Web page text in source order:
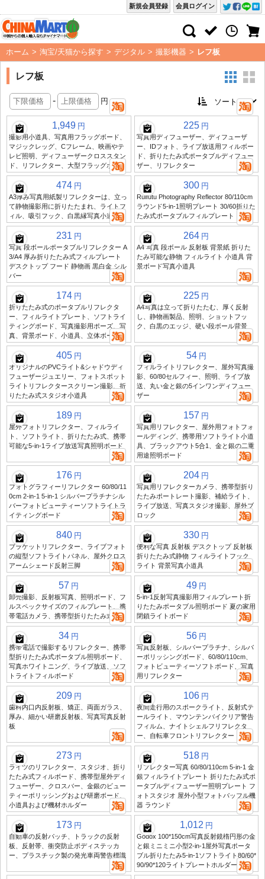
会員ログイン
新規会員登録
ホーム > 淘宝/天猫から探す > デジタル > 撮影機器 > レフ板
レフ板
- 円
1,949 円
撮影用小道具、写真用フラッグボード、
マジックレッグ、Cフレーム、映画やテ
レビ照明、ディフューザークロススタン
ド、リフレクター、大型フラッグボード
225 円
写真用ディフューザー、ディフューザ
ー、IDフォト、ライブ放送用フィルボー
ド、折りたたみ式ポータブルディフュー
ザー、リフレクター
474 円
A3厚み写真用紙製リフレクターは、立っ
て静物撮影用に折りたたまれ、ライトフ
ィル、吸引フック、白黒縁写真小道具
300 円
Ruifutu Photography Reflector 80/110cm
ラウンド5-in-1照明プレート 30/60折りた
たみ式ポータブルフィルプレート
231 円
写真 段ボールポータブルリフレクター A
3/A4 厚み折りたたみ式フィルプレート
デスクトップ フード 静物画 黒白金 シル
バー
264 円
A4 写真 段ボール 反射板 背景紙 折りた
たみ可能な静物 フィルライト 小道具 背
景ボード写真小道具
174 円
折りたたみ式のポータブルリフレクタ
ー、フィルライトプレート、ソフトライ
ティングボード、写真撮影用ポーズ、写
真、背景ボード、小道具、立体ボード
225 円
A4写真は立って折りたたむ、厚く反射
し、静物画製品、照明、ショットフッ
ク、白黒のエッジ、硬い段ボール背景
405 円
オリジナルのPVCライト&シャドウディ
フューザージュエリー、フォトスポット
ライトリフレクタースクリーン撮影、折
りたたみ式スタジオ小道具
54 円
フィルライトリフレクター、屋外写真撮
影、60/80セルフィー、照明、ライブ放
送、丸い金と銀の5インワンディフュー
ザー
189 円
屋外フォトリフレクター、フィルライ
ト、ソフトライト、折りたたみ式、携帯
可能な5-in-1ライブ放送写真照明ボード
157 円
写真用リフレクター、屋外用フォトフォ
ールディング、携帯用ソフトライト小道
具、ブラックアウト5合1、金と銀の二重
用途照明ボード
176 円
フォトグラフィーリフレクター 60/80/11
0cm 2-in-1 5-in-1 シルバープラチナシル
バーフォトビューティーソフトライトラ
イティングボード
204 円
写真用リフレクターカメラ、携帯型折り
たたみポートレート撮影、補給ライト、
ライブ放送、写真スタジオ撮影、屋外ブ
ロック
840 円
ブラケットリフレクター、ライブフォト
の縦型ソフトライトパネル、屋外クロス
アームシェード反射三脚
330 円
便利な写真 反射板 デスクトップ 反射板
折りたたみ式静物 フィルライトフック
ライト 背景写真小道具
57 円
卸売撮影、反射板写真、照明ボード、フ
ルスペックサイズのフィルプレート、携
帯電話カメラ、携帯型折りたたみ式
49 円
5-in-1反射写真撮影用フィルプレート折
りたたみポータブル照明ボード 夏の家用
閉鎖ライトボード
34 円
携帯電話で撮影するリフレクター、携帯
型折りたたみ式ポータブル照明ボード、
写真ホワイトニング、ライブ放送、ソフ
トライトフィルボード
56 円
写真反射板、シルバープラチナ、シルバ
ーポリッシングボード、60/80/110cm、
フォトビューティーソフトボード、写真
用リフレクター
209 円
歯科内口内反射板、矯正、両面ガラス、
厚み、細かい研磨反射板、写真写真反射
板
106 円
夜間走行用のスポークライト、反射式テ
ールライト、マウンテンバイクリア警告
フィルム、ナイトシェルフリフレクタ
ー、自転車フロントリフレクター
273 円
ライツのリフレクター、スタジオ、折り
たたみ式フィルボード、携帯型屋外ディ
フューザー、クロスバー、金銀のビュー
ティーポリッシングおよび研磨ボード、
小道具および機材ホルダー
518 円
リフレクター写真 60/80/110cm 5-in-1 金
銀フィルライトプレート 折りたたみ式ポ
ータブルディフューザー照明プレート フ
ォトスタジオ 屋外小型フォトバッフル機
器 ラウンド
173 円
自動車の反射パッチ、トラックの反射
板、反射帯、衝突防止ボディステッカ
ー、プラスチック製の発光車両警告標識
1,012 円
Godox 100*150cm写真反射鏡楕円形の金
と銀ミニミニ小型2-in-1屋外写真ポータ
ブル折りたたみ5-in-1ソフトライト80/60*
90/90*120ライトプレートホルダー